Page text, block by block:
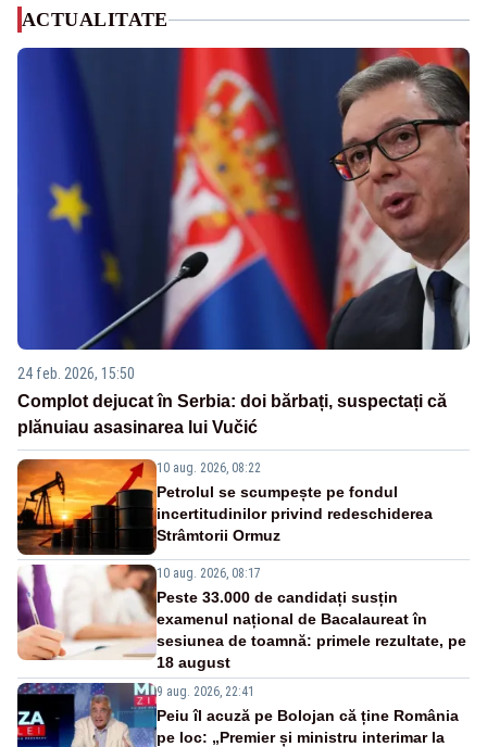
ACTUALITATE
24 feb. 2026, 15:50
Complot dejucat în Serbia: doi bărbați, suspectați că
plănuiau asasinarea lui Vučić
10 aug. 2026, 08:22
Petrolul se scumpește pe fondul
incertitudinilor privind redeschiderea
Strâmtorii Ormuz
10 aug. 2026, 08:17
Peste 33.000 de candidați susțin
examenul național de Bacalaureat în
sesiunea de toamnă: primele rezultate, pe
18 august
9 aug. 2026, 22:41
Peiu îl acuză pe Bolojan că ține România
pe loc: „Premier și ministru interimar la